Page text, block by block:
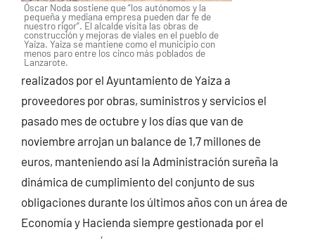
Óscar Noda sostiene que “los autónomos y la
pequeña y mediana empresa pueden dar fe de
nuestro rigor”. El alcalde visita las obras de
construcción y mejoras de viales en el pueblo de
Yaiza. Yaiza se mantiene como el municipio con
menos paro entre los cinco más poblados de
Lanzarote.
realizados por el Ayuntamiento de Yaiza a
proveedores por obras, suministros y servicios el
pasado mes de octubre y los días que van de
noviembre arrojan un balance de 1,7 millones de
euros, manteniendo así la Administración sureña la
dinámica de cumplimiento del conjunto de sus
obligaciones durante los últimos años con un área de
Economía y Hacienda siempre gestionada por el